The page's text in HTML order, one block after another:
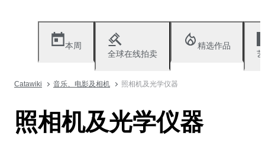
本周
全球在线拍卖
精选作品
Catawiki 音乐、电影及相机 照相机及光学仪器
照相机及光学仪器